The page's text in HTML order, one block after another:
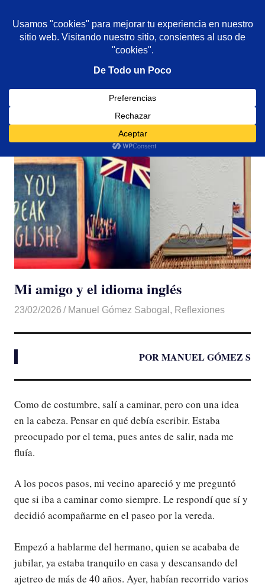
contenido
De todo un poco
Reflexiones,
Viajes
MENÚ
Mi amigo y el idioma inglés
23/02/2026 De todo un Poco
Manuel Gómez Sabogal , Reflexiones
POR MANUEL GÓMEZ S
Como de costumbre, salí a caminar, pero con una idea
en la cabeza. Pensar en qué debía escribir. Estaba
preocupado por el tema, pues antes de salir, nada me
fluía.
A los pocos pasos, mi vecino apareció y me preguntó
que si iba a caminar como siempre. Le respondí que sí y
decidió acompañarme en el paseo por la vereda.
Empezó a hablarme del hermano, quien se acababa de
jubilar, ya estaba tranquilo en casa y descansando del
ajetreo de más de 40 años. Ayer, habían recorrido varios